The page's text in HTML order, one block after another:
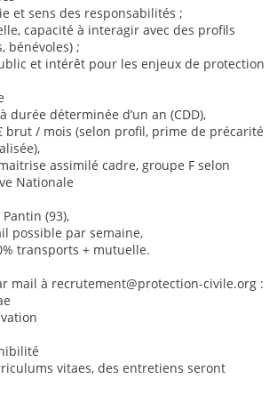
et sens des responsabilités ;
capacité à interagir avec des profils
bénévoles) ;
et intérêt pour les enjeux de protection
durée déterminée d’un an (CDD),
brut / mois (selon profil, prime de précarité
assimilé cadre, groupe F selon
Nationale
(93),
possible par semaine,
transports + mutuelle.
mail à recrutement@protection-civile.org :
vitaes, des entretiens seront